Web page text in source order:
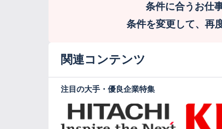
条件に合うお仕
条件を変更して、再
関連コンテンツ
注目の大手・優良企業特集